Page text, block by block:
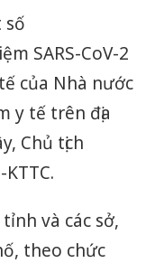
số
SARS-CoV-2
của Nhà nước
y tế trên địa
Chủ tịch
và các sở,
theo chức